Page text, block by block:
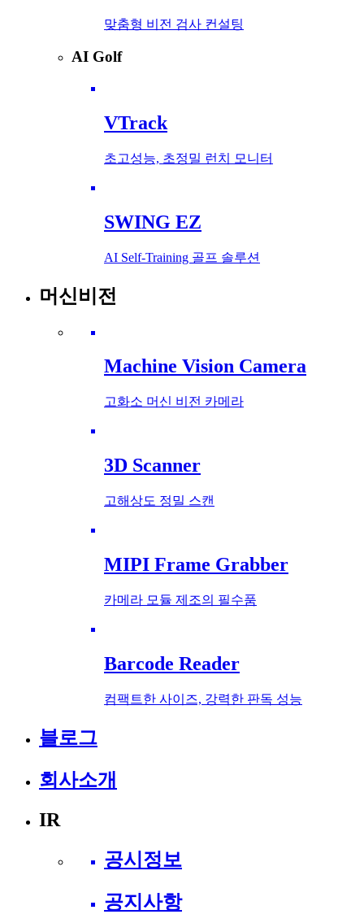
맞춤형 비전 검사 컨설팅
AI Golf
VTrack
초고성능, 초정밀 런치 모니터
SWING EZ
AI Self-Training 골프 솔루션
머신비전
Machine Vision Camera
고화소 머신 비전 카메라
3D Scanner
고해상도 정밀 스캔
MIPI Frame Grabber
카메라 모듈 제조의 필수품
Barcode Reader
컴팩트한 사이즈, 강력한 판독 성능
블로그
회사소개
IR
공시정보
공지사항